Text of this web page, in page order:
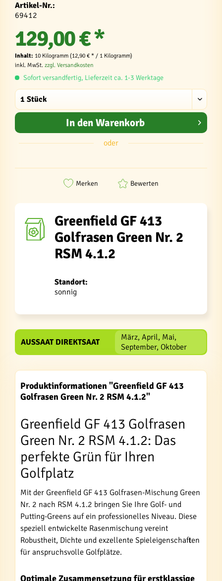
Artikel-Nr.:
69412
129,00 € *
Inhalt: 10 Kilogramm (12,90 € * / 1 Kilogramm)
inkl. MwSt. zzgl. Versandkosten
Sofort versandfertig, Lieferzeit ca. 1-3 Werktage
In den Warenkorb
oder
Merken Bewerten
Greenfield GF 413
Golfrasen Green Nr. 2
RSM 4.1.2
Standort:
sonnig
AUSSAAT DIREKTSAAT
März, April, Mai,
September, Oktober
Produktinformationen "Greenfield GF 413
Golfrasen Green Nr. 2 RSM 4.1.2"
Greenfield GF 413 Golfrasen
Green Nr. 2 RSM 4.1.2: Das
perfekte Grün für Ihren
Golfplatz
Mit der Greenfield GF 413 Golfrasen-Mischung Green
Nr. 2 nach RSM 4.1.2 bringen Sie Ihre Golf- und
Putting-Greens auf ein professionelles Niveau. Diese
speziell entwickelte Rasenmischung vereint
Robustheit, Dichte und exzellente Spieleigenschaften
für anspruchsvolle Golfplätze.
Optimale Zusammensetzung für erstklassige